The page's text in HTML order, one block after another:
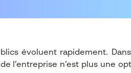
évoluent rapidement.
l’entreprise n’est plus une